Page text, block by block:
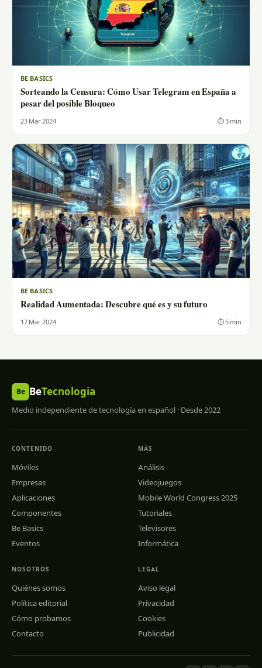
BE BASICS
Sorteando la Censura: Cómo Usar Telegram en España a
pesar del posible Bloqueo
23 Mar 2024 ⏱ 3 min
BE BASICS
Realidad Aumentada: Descubre qué es y su futuro
17 Mar 2024 ⏱ 5 min
Be BeTecnologia
Medio independiente de tecnología en español · Desde 2022
CONTENIDO
Móviles
Empresas
Aplicaciones
Componentes
Be Basics
Eventos
MÁS
Análisis
Videojuegos
Mobile World Congress 2025
Tutoriales
Televisores
Informática
NOSOTROS
Quiénes somos
Política editorial
Cómo probamos
Contacto
LEGAL
Aviso legal
Privacidad
Cookies
Publicidad